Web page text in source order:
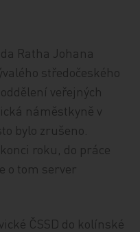
Ratha Johana
středočeského
veřejných
náměstkyně v
bylo zrušeno.
roku, do práce
o tom server
ČSSD do kolínské